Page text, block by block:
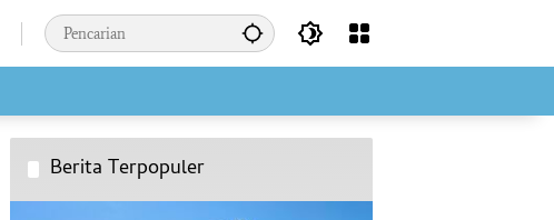
Berita Terpopuler